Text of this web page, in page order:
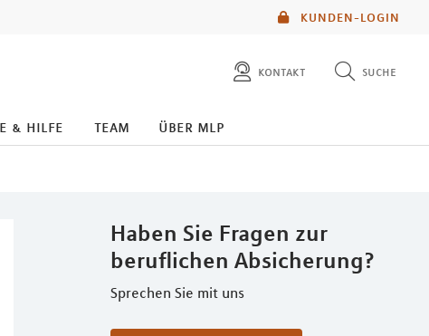
KUNDEN-LOGIN
kontakt suche
diese website durchsuchen
& hilfe team über mlp
Haben Sie Fragen zur
beruflichen Absicherung?
Sprechen Sie mit uns